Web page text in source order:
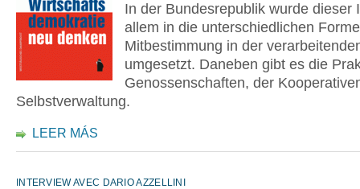
In der Bundesrepublik wurde dieser
allem in die unterschiedlichen
Mitbestimmung in der
umgesetzt. Daneben gibt es die
Genossenschaften, der
Selbstverwaltung.
LEER MÁS
INTERVIEW AVEC DARIO AZZELLINI